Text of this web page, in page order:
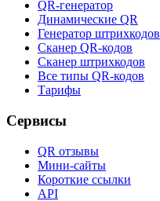
QR-генератор
Динамические QR
Генератор штрихкодов
Сканер QR-кодов
Сканер штрихкодов
Все типы QR-кодов
Тарифы
Сервисы
QR отзывы
Мини-сайты
Короткие ссылки
API